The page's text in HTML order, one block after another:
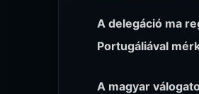
A delegáció ma
Portugáliával
A magyar